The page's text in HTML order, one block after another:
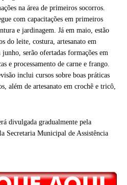
na área de primeiros socorros.
com capacitações em primeiros
e jardinagem. Já em maio, estão
do leite, costura, artesanato em
serão ofertadas formações em
e processamento de carne e frango.
inclui cursos sobre boas práticas
além de artesanato em crochê e tricô,
divulgada gradualmente pela
Secretaria Municipal de Assistência